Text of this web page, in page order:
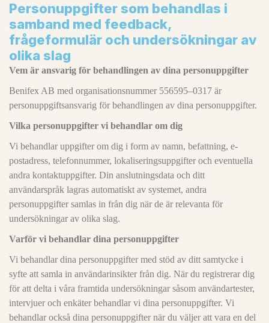
Personuppgifter som behandlas i
samband med feedback,
frågeformulär och undersökningar av
olika slag
Vem är ansvarig för behandlingen av dina personuppgifter
Benifex AB med organisationsnummer 556595–0317 är
personuppgiftsansvarig för behandlingen av dina personuppgifter.
Vilka personuppgifter vi behandlar om dig
Vi behandlar uppgifter om dig i form av namn, befattning, e-
postadress, telefonnummer, lokaliseringsuppgifter och eventuella
andra kontaktuppgifter. Din anslutningsdata och ditt
användarspråk lagras automatiskt av systemet, andra
personuppgifter samlas in från dig när de är relevanta för
undersökningar av olika slag.
Varför vi behandlar dina personuppgifter
Vi behandlar dina personuppgifter med stöd av ditt samtycke i
syfte att samla in användarinsikter från dig. När du registrerar dig
för att delta i våra framtida undersökningar såsom användartester,
intervjuer och enkäter behandlar vi dina personuppgifter. Vi
behandlar också dina personuppgifter när du väljer att vara en del